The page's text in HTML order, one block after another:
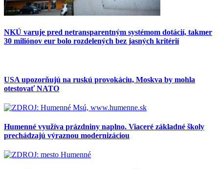
NKÚ varuje pred netransparentným systémom dotácií, takmer
30 miliónov eur bolo rozdelených bez jasných kritérií
USA upozorňujú na ruskú provokáciu, Moskva by mohla
otestovať NATO
Humenné využíva prázdniny naplno. Viaceré základné školy
prechádzajú výraznou modernizáciou